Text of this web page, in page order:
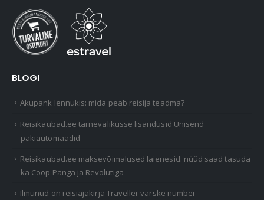
BLOGI
Akupank lennukis: mida peab reisija teadma?
Reisikaubad.ee tarnevalikusse lisandusid Unisend
pakiautomaadid
Reisikaubad.ee maksevõimalused laienesid: nüüd saad tasuda
ka Coop Panga ja Revolutiga
Ilmunud on reisiajakirja Traveller värske number